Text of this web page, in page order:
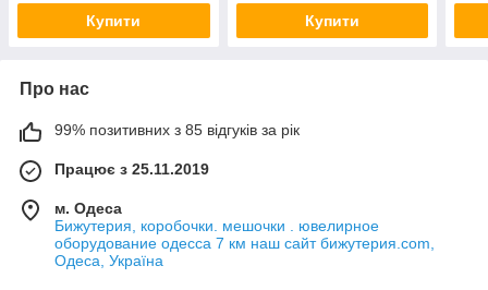
Купити Купити
Про нас
99% позитивних з 85 відгуків за рік
Працює з 25.11.2019
м. Одеса
Бижутерия, коробочки. мешочки . ювелирное
оборудование одесса 7 км наш сайт бижутерия.com,
Одеса, Україна